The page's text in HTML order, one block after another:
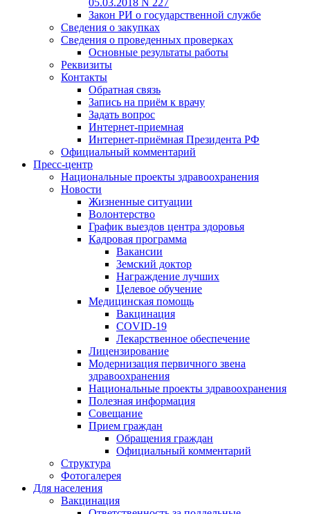
Закон РИ о государственной службе
Сведения о закупках
Сведения о проведенных проверках
Основные результаты работы
Реквизиты
Контакты
Обратная связь
Запись на приём к врачу
Задать вопрос
Интернет-приемная
Интернет-приёмная Президента РФ
Официальный комментарий
Пресс-центр
Национальные проекты здравоохранения
Новости
Жизненные ситуации
Волонтерство
График выездов центра здоровья
Кадровая программа
Вакансии
Земский доктор
Награждение лучших
Целевое обучение
Медицинская помощь
Вакцинация
COVID-19
Лекарственное обеспечение
Лицензирование
Модернизация первичного звена
здравоохранения
Национальные проекты здравоохранения
Полезная информация
Совещание
Прием граждан
Обращения граждан
Официальный комментарий
Структура
Фотогалерея
Для населения
Вакцинация